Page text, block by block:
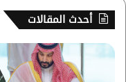
س
ب
و
أحدث المقالات